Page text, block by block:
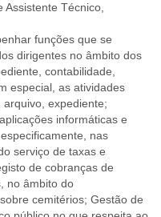
Técnico,
funções que se
dirigentes no âmbito dos
contabilidade,
especial, as atividades
expediente;
informáticas e
nas
serviço de taxas e
de cobranças de
no âmbito do
cemitérios; Gestão de